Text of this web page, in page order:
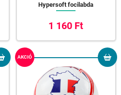
Hypersoft focilabda
1 160 Ft
AKCIÓ